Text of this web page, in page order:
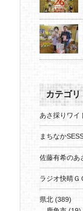
カテゴリ
あさ採りワイ
まちなか
佐藤有希のあ
ラジオ快晴Ｇ
県北 (389)